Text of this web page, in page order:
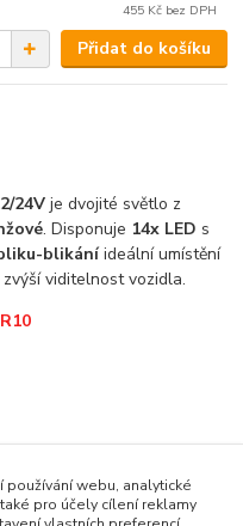
455 Kč bez DPH
Přidat do košíku
24V je dvojité světlo z
. Disponuje 14x LED s
blikáníideální umístění
viditelnost vozidla.
používání webu, analytické
pro účely cílení reklamy